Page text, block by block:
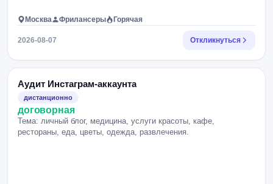
Москва Фрилансеры Горячая
2026-08-07 Откликнуться
Аудит Инстаграм-аккаунта
дистанционно
договорная
Тема: личный блог, медицина, услуги красоты, кафе,
рестораны, еда, цветы, одежда, развлечения.